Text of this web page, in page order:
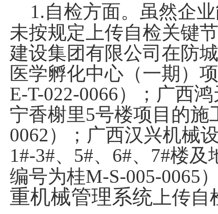
1.自检方面。虽然企
未按规定上传自检关键
建设集团有限公司在防
医学孵化中心（一期）
E-T-022-0066）；广西
宁香榭里5号楼项目的施
0062）；广西汉兴机械
1#-3#、 5#、 6#、 7#楼及
编号为桂M-S-005-0065
重机械管理系统 上传